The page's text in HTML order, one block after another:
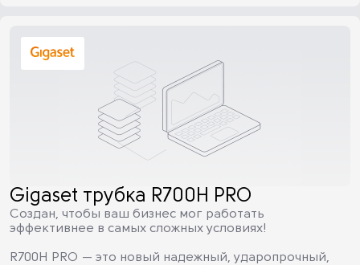
Gigaset трубка R700H PRO
Создан, чтобы ваш бизнес мог работать
эффективнее в самых сложных условиях!
R700H PRO — это новый надежный, ударопрочный,